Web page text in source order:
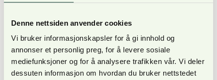
Denne nettsiden anvender cookies
Vi bruker informasjonskapsler for å gi innhold og
annonser et personlig preg, for å levere sosiale
mediefunksjoner og for å analysere trafikken vår. Vi deler
dessuten informasjon om hvordan du bruker nettstedet
til skogsbilvei/bilvei. Om utgiftssida er større enn
inntektssida, har man et underskudd.